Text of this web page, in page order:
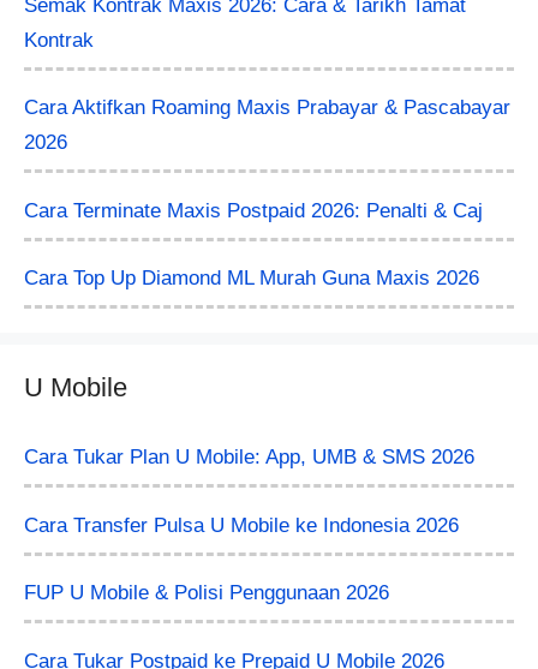
Semak Kontrak Maxis 2026: Cara & Tarikh Tamat
Kontrak
Cara Aktifkan Roaming Maxis Prabayar & Pascabayar
2026
Cara Terminate Maxis Postpaid 2026: Penalti & Caj
Cara Top Up Diamond ML Murah Guna Maxis 2026
U Mobile
Cara Tukar Plan U Mobile: App, UMB & SMS 2026
Cara Transfer Pulsa U Mobile ke Indonesia 2026
FUP U Mobile & Polisi Penggunaan 2026
Cara Tukar Postpaid ke Prepaid U Mobile 2026